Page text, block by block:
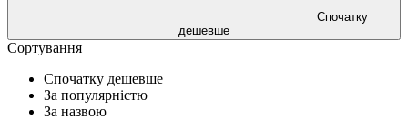
Спочатку
дешевше
Сортування
Спочатку дешевше
За популярністю
За назвою